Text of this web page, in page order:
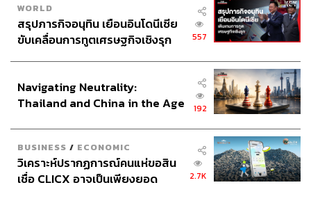
WORLD
สรุปภารกิจอนุทิน เยือนอินโดนีเซีย
ขับเคลื่อนการทูตเศรษฐกิจเชิงรุก
557
Navigating Neutrality:
Thailand and China in the Age
192
BUSINESS / ECONOMIC
วิเคราะห์ปรากฏการณ์คนแห่ขอสิน
เชื่อ CLICX อาจเป็นเพียงยอด
2.7K